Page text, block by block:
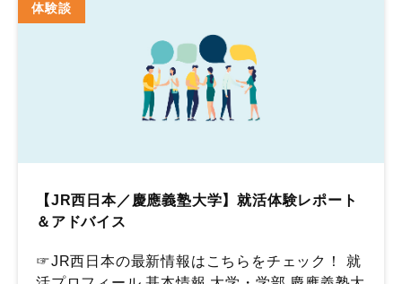
体験談
【JR西日本／慶應義塾大学】就活体験レポート
＆アドバイス
☞JR西日本の最新情報はこちらをチェック！ 就